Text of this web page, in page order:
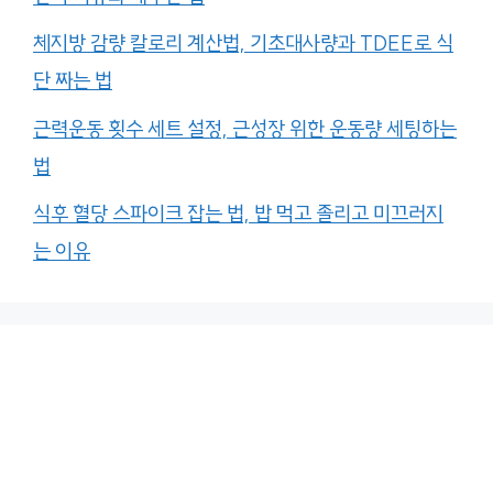
체지방 감량 칼로리 계산법, 기초대사량과 TDEE로 식
단 짜는 법
근력운동 횟수 세트 설정, 근성장 위한 운동량 세팅하는
법
식후 혈당 스파이크 잡는 법, 밥 먹고 졸리고 미끄러지
는 이유